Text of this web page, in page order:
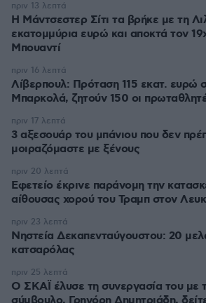
Η Μάντσεστερ Σίτι τα βρήκε με τη
εκατομμύρια ευρώ και αποκτά τον
Μπουαντί
πριν 13 λεπτά
Λίβερπουλ: Πρόταση 115 εκατ. ευρώ
Μπαρκολά, ζητούν 150 οι
πριν 16 λεπτά
3 αξεσουάρ του μπάνιου που δεν
μοιραζόμαστε με ξένους
πριν 17 λεπτά
Εφετείο έκρινε παράνομη την
αίθουσας χορού του Τραμπ στον
πριν 20 λεπτά
Νηστεία Δεκαπενταύγουστου: 20
κατσαρόλας
πριν 23 λεπτά
Ο ΣΚΑΪ έλυσε τη συνεργασία του με
πριν 25 λεπτά